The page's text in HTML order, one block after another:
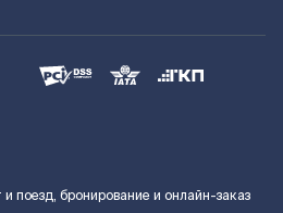
поезд, бронирование и онлайн-заказ